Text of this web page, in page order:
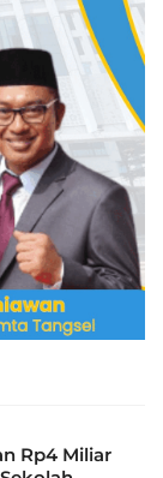
Rp4 Miliar